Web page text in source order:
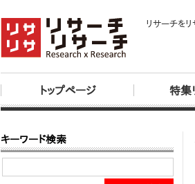
リサーチを
トップページ 特集
キーワード検索